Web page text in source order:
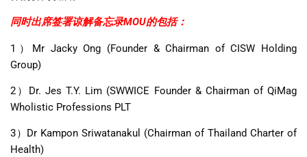
同时出席签署谅解备忘录MOU的包括：
1 ） Mr Jacky Ong (Founder & Chairman of CISW Holding
Group)
2 ） Dr. Jes T.Y. Lim (SWWICE Founder & Chairman of QiMag
Wholistic Professions PLT
3） Dr Kampon Sriwatanakul (Chairman of Thailand Charter of
Health)